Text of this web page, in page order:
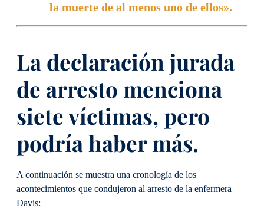
la muerte de al menos uno de ellos».
La declaración jurada
de arresto menciona
siete víctimas, pero
podría haber más.
A continuación se muestra una cronología de los
acontecimientos que condujeron al arresto de la enfermera
Davis: